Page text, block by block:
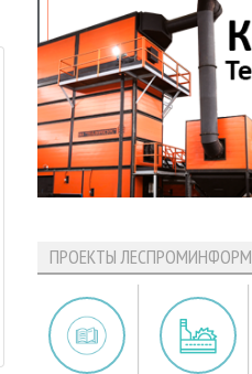
ПРОЕКТЫ ЛЕСПРОМИНФОРМ